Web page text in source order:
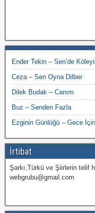
Ender Tekin – Sen’de
Ceza – Sen Oyna Dilber
Dilek Budak – Canım
Buz – Senden Fazla
Ezginin Günlüğü – Gece
İrtibat
Şarkı,Türkü ve Şiirlerin telif
webgrubu@gmail.com